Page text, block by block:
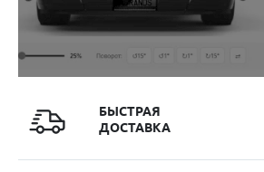
БЫСТРАЯ
ДОСТАВКА